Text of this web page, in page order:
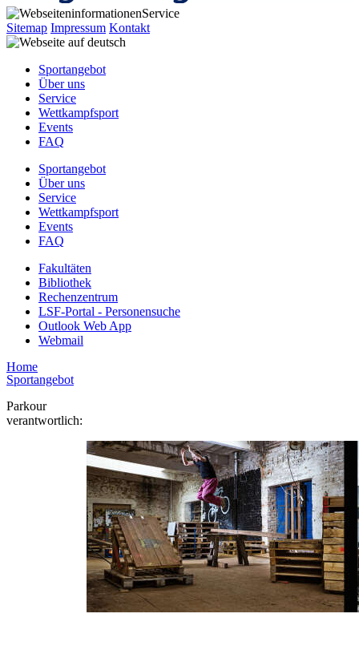
Service
Sitemap Impressum Kontakt
Sportangebot
Über uns
Service
Wettkampfsport
Events
FAQ
Sportangebot
Über uns
Service
Wettkampfsport
Events
FAQ
Fakultäten
Bibliothek
Rechenzentrum
LSF-Portal - Personensuche
Outlook Web App
Webmail
Home
Sportangebot
Parkour
verantwortlich: